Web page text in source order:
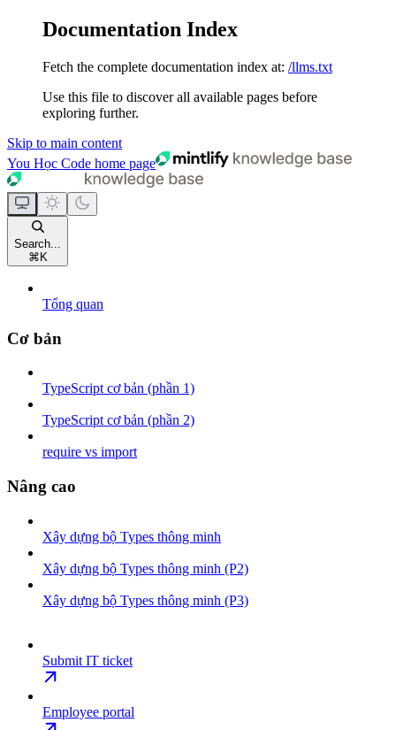
Documentation Index
Fetch the complete documentation index at: /llms.txt
Use this file to discover all available pages before
exploring further.
Skip to main content
You Học Code home page
Search...
⌘ K
Tổng quan
Cơ bản
TypeScript cơ bản (phần 1)
TypeScript cơ bản (phần 2)
require vs import
Nâng cao
Xây dựng bộ Types thông minh
Xây dựng bộ Types thông minh (P2)
Xây dựng bộ Types thông minh (P3)
Submit IT ticket
Employee portal